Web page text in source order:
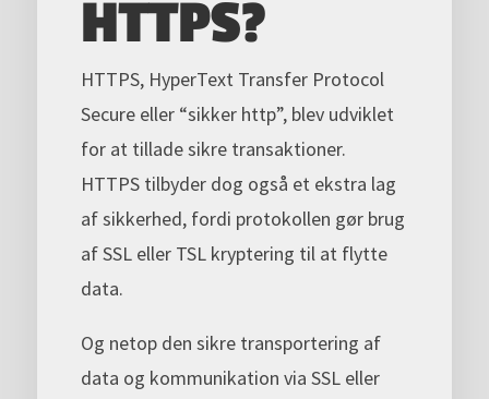
HTTPS?
HTTPS, HyperText Transfer Protocol
Secure eller “sikker http”, blev udviklet
for at tillade sikre transaktioner.
HTTPS tilbyder dog også et ekstra lag
af sikkerhed, fordi protokollen gør brug
af SSL eller TSL kryptering til at flytte
data.
Og netop den sikre transportering af
data og kommunikation via SSL eller